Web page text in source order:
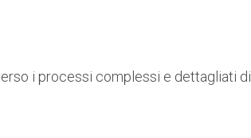
i processi complessi e dettagliati